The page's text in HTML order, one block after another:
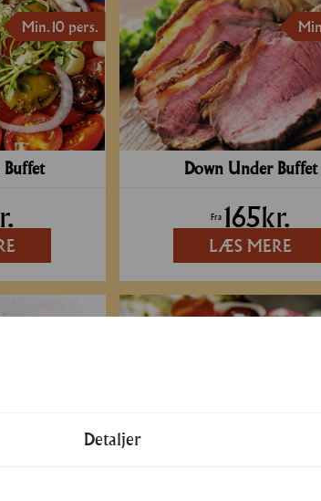
Buffet
Min. 10 pers.
Down Under Buffet
Fra 165kr.
LÆS MERE
Detaljer